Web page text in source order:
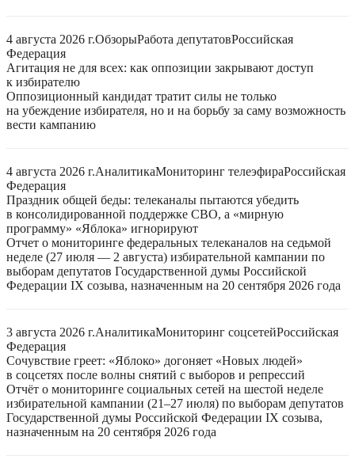
4 августа 2026 г.ОбзорыРабота депутатовРоссийская
Федерация
Агитация не для всех: как оппозиции закрывают доступ
к избирателю
Оппозиционный кандидат тратит силы не только
на убеждение избирателя, но и на борьбу за саму возможность
вести кампанию
4 августа 2026 г.АналитикаМониторинг телеэфираРоссийская
Федерация
Праздник общей беды: телеканалы пытаются убедить
в консолидированной поддержке СВО, а «мирную
программу» «Яблока» игнорируют
Отчет о мониторинге федеральных телеканалов на седьмой
неделе (27 июля — 2 августа) избирательной кампании по
выборам депутатов Государственной думы Российской
Федерации IX созыва, назначенным на 20 сентября 2026 года
3 августа 2026 г.АналитикаМониторинг соцсетейРоссийская
Федерация
Сочувствие греет: «Яблоко» догоняет «Новых людей»
в соцсетях после волны снятий с выборов и репрессий
Отчёт о мониторинге социальных сетей на шестой неделе
избирательной кампании (21–27 июля) по выборам депутатов
Государственной думы Российской Федерации IX созыва,
назначенным на 20 сентября 2026 года